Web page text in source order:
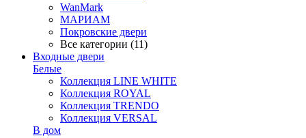
WanMark
МАРИАМ
Покровские двери
Все категории (11)
Входные двери
Белые
Коллекция LINE WHITE
Коллекция ROYAL
Коллекция TRENDO
Коллекция VERSAL
В дом